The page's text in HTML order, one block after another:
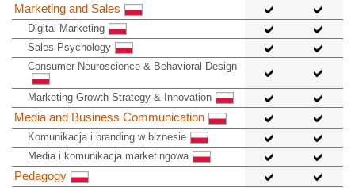
Marketing and Sales
Digital Marketing
Sales Psychology
Consumer Neuroscience & Behavioral Design
Marketing Growth Strategy & Innovation
Media and Business Communication
Komunikacja i branding w biznesie
Media i komunikacja marketingowa
Pedagogy